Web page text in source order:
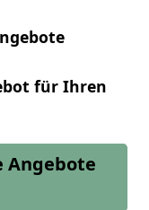
für Ihren
Angebote